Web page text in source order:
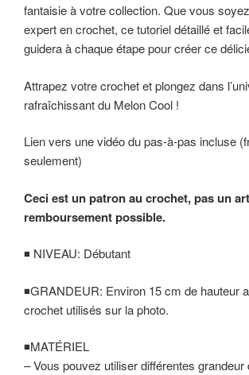
fantaisie à votre collection. Que vous
expert en crochet, ce tutoriel détaillé et
guidera à chaque étape pour créer ce
Attrapez votre crochet et plongez dans
rafraîchissant du Melon Cool !
Lien vers une vidéo du pas-à-pas incluse
seulement)
Ceci est un patron au crochet, pas un
remboursement possible.
◾️ NIVEAU: Débutant
◾️GRANDEUR: Environ 15 cm de hauteur
crochet utilisés sur la photo.
◾️MATÉRIEL
– Vous pouvez utiliser différentes